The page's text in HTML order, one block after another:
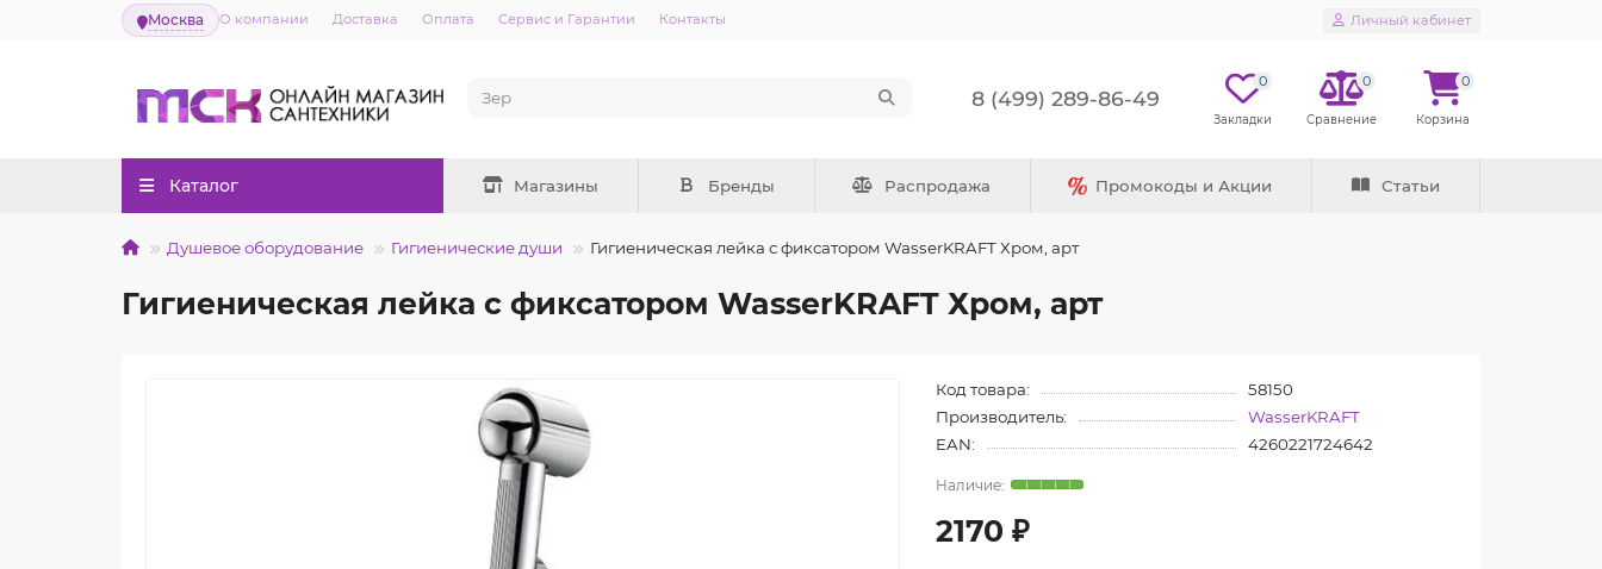
Москва О компании Доставка Оплата Сервис и Гарантии Контакты Личный кабинет
8 (499) 289-86-49
0 0 0
Каталог Магазины Бренды Распродажа Промокоды и Акции Статьи
Душевое оборудование Гигиенические души Гигиеническая лейка с фиксатором WasserKRAFT Хром, арт
Гигиеническая лейка с фиксатором WasserKRAFT Хром, арт
Код товара:
58150
Производитель:
WasserKRAFT
EAN:
4260221724642
2170 ₽